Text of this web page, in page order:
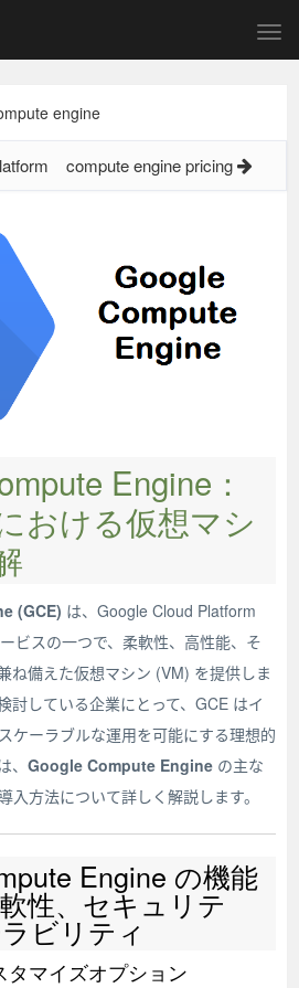
engine
compute engine pricing
Engine：
おける仮想マシ
(GCE) は、Google Cloud Platform
ビスの一つで、柔軟性、高性能、そ
ね備えた仮想マシン (VM) を提供しま
討している企業にとって、GCE はイ
ケーラブルな運用を可能にする理想的
Google Compute Engine の主な
入方法について詳しく解説します。
Engine の機能
性、セキュリテ
ビリティ
マイズオプション